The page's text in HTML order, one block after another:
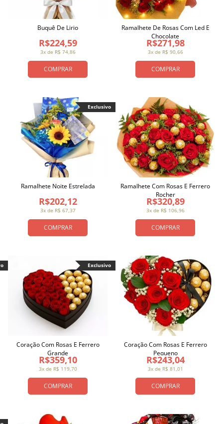
COMPRAR
3x de R$ 74,86
R$224,59
Buquê De Lirio
COMPRAR
3x de R$ 90,66
R$271,98
Ramalhete De Rosas Com Led E
Chocolate
COMPRAR
3x de R$ 67,37
R$202,12
Ramalhete Noite Estrelada
Exclusivo
COMPRAR
3x de R$ 106,96
R$320,89
Ramalhete Com Rosas E Ferrero
Rocher
COMPRAR
3x de R$ 119,70
R$359,10
Coração Com Rosas E Ferrero
Grande
Exclusivo
COMPRAR
3x de R$ 81,01
R$243,04
Coração Com Rosas E Ferrero
Pequeno